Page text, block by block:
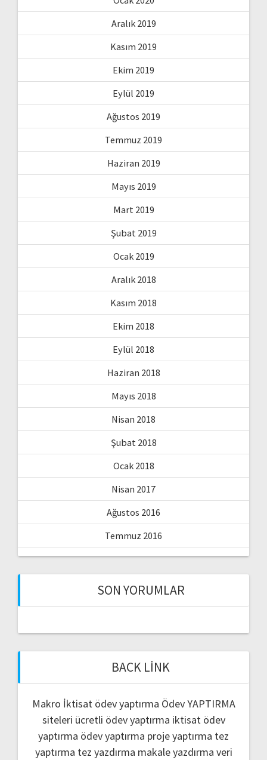
Aralık 2019
Kasım 2019
Ekim 2019
Eylül 2019
Ağustos 2019
Temmuz 2019
Haziran 2019
Mayıs 2019
Mart 2019
Şubat 2019
Ocak 2019
Aralık 2018
Kasım 2018
Ekim 2018
Eylül 2018
Haziran 2018
Mayıs 2018
Nisan 2018
Şubat 2018
Ocak 2018
Nisan 2017
Ağustos 2016
Temmuz 2016
SON YORUMLAR
BACK LINK
Makro İktisat ödev yaptırma Ödev YAPTIRMA
siteleri ücretli ödev yaptırma iktisat ödev
yaptırma ödev yaptırma proje yaptırma tez
yaptırma tez yazdırma makale yazdırma veri